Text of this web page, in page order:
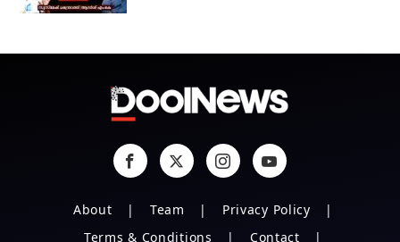
About Team
Privacy Policy
Terms & Conditions
Contact